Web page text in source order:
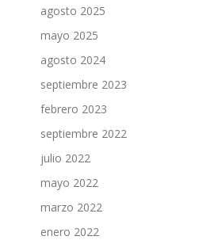
agosto 2025
mayo 2025
agosto 2024
septiembre 2023
febrero 2023
septiembre 2022
julio 2022
mayo 2022
marzo 2022
enero 2022